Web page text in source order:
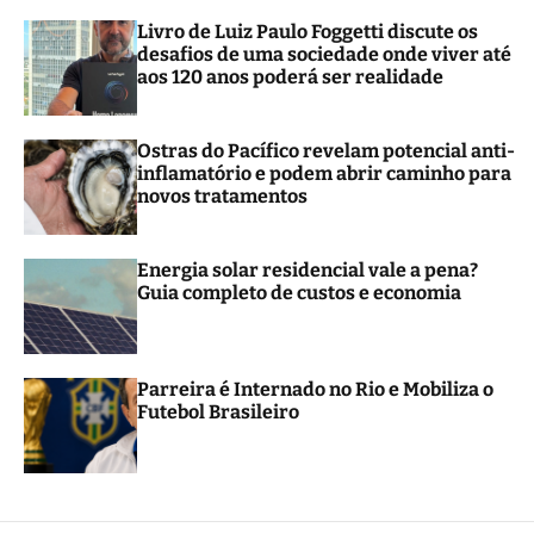
ff
l
e
u t
c
h
o
r
e
c
Livro de Luiz Paulo Foggetti discute os
desafios de uma sociedade onde viver até
aos 120 anos poderá ser realidade
Ostras do Pacífico revelam potencial anti-
inflamatório e podem abrir caminho para
novos tratamentos
Energia solar residencial vale a pena?
Guia completo de custos e economia
Parreira é Internado no Rio e Mobiliza o
Futebol Brasileiro